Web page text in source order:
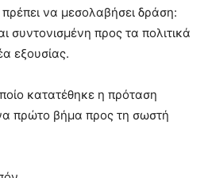
να μεσολαβήσει δράση:
συντονισμένη προς τα πολιτικά
εξουσίας.
κατατέθηκε η πρόταση
πρώτο βήμα προς τη σωστή